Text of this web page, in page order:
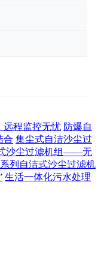
程监控无忧 防爆自
合 集尘式自洁沙尘过
沙尘过滤机组——无
列自洁式沙尘过滤机
生活一体化污水处理